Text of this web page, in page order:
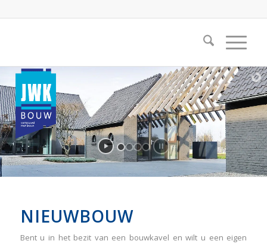
NIEUWBOUW
Bent u in het bezit van een bouwkavel en wilt u een eigen